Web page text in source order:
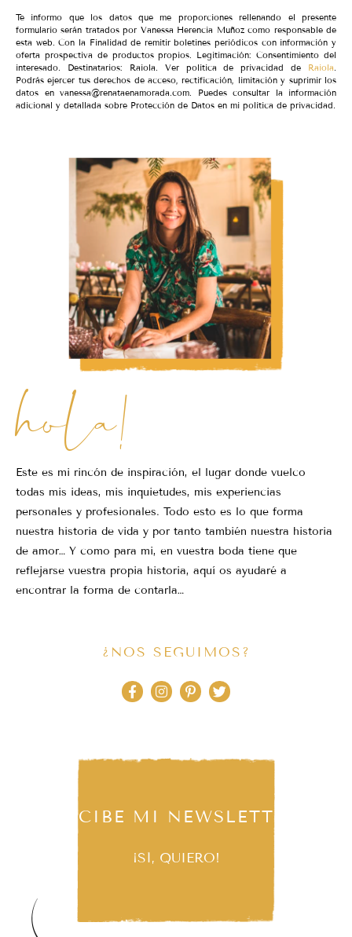
Te informo que los datos que me proporciones rellenando el presente
formulario serán tratados por Vanessa Herencia Muñoz como responsable de
esta web. Con la Finalidad de remitir boletines periódicos con información y
oferta prospectiva de productos propios. Legitimación: Consentimiento del
interesado. Destinatarios: Raiola. Ver política de privacidad de Raiola.
Podrás ejercer tus derechos de acceso, rectificación, limitación y suprimir los
datos en vanessa@renataenamorada.com. Puedes consultar la información
adicional y detallada sobre Protección de Datos en mi política de privacidad.
hola!
Este es mi rincón de inspiración, el lugar donde vuelco
todas mis ideas, mis inquietudes, mis experiencias
personales y profesionales. Todo esto es lo que forma
nuestra historia de vida y por tanto también nuestra historia
de amor… Y como para mi, en vuestra boda tiene que
reflejarse vuestra propia historia, aquí os ayudaré a
encontrar la forma de contarla…
¿NOS SEGUIMOS?
RECIBE MI NEWSLETTER
¡SÍ, QUIERO!